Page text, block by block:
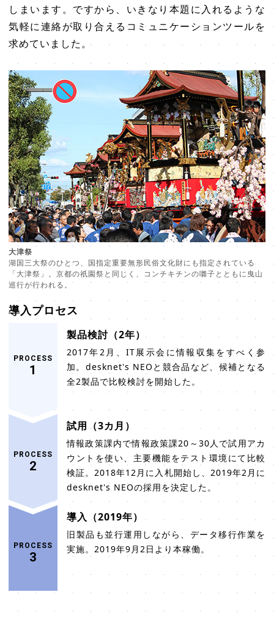
しまいます。ですから、いきなり本題に入れるような
気軽に連絡が取り合えるコミュニケーションツールを
求めていました。
大津祭
湖国三大祭のひとつ、国指定重要無形民俗文化財にも指定されている
「大津祭」。京都の祇園祭と同じく、コンチキチンの囃子とともに曳山
巡行が行われる。
導入プロセス
PROCESS
1
製品検討（2年）
2017年2月、IT展示会に情報収集をすべく参
加。desknet's NEOと競合品など、候補となる
全2製品で比較検討を開始した。
PROCESS
2
試用（3カ月）
情報政策課内で情報政策課20～30人で試用アカ
ウントを使い、主要機能をテスト環境にて比較
検証。2018年12月に入札開始し、2019年2月に
desknet's NEOの採用を決定した。
PROCESS
3
導入（2019年）
旧製品も並行運用しながら、データ移行作業を
実施。2019年9月2日より本稼働。